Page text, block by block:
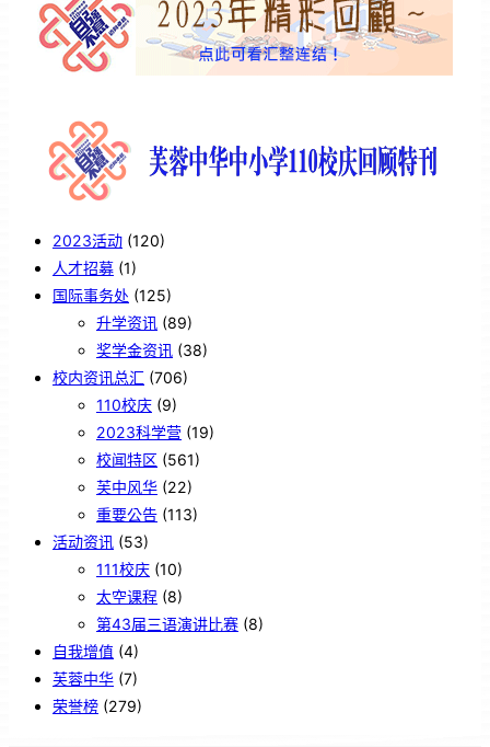
2023活动 (120)
人才招募 (1)
国际事务处 (125)
升学资讯 (89)
奖学金资讯 (38)
校内资讯总汇 (706)
110校庆 (9)
2023科学营 (19)
校闻特区 (561)
芙中风华 (22)
重要公告 (113)
活动资讯 (53)
111校庆 (10)
太空课程 (8)
第43届三语演讲比赛 (8)
自我增值 (4)
芙蓉中华 (7)
荣誉榜 (279)